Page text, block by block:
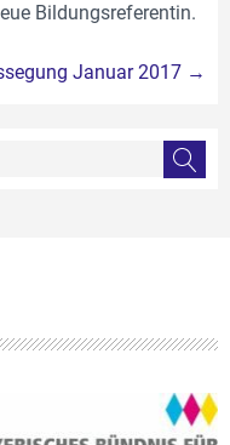
Bildungsreferentin.
Januar 2017 →